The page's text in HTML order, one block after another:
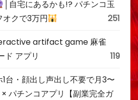
│自宅にあるかも!? パチンコ玉
クで3万円
251
artifact game 麻雀
ド アプリ
119
1台・顔出し声出し不要で月3〜
パチンコアプリ【副業完全ガ